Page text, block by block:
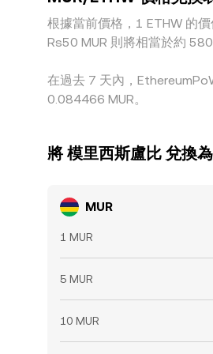
根據當前價格，1 ETHW 的
Rs50 MUR 則將相當於約
在過去 7 天內，
0.084466 MUR。
將 模里西斯盧比 兌換
MUR
1 MUR
5 MUR
10 MUR